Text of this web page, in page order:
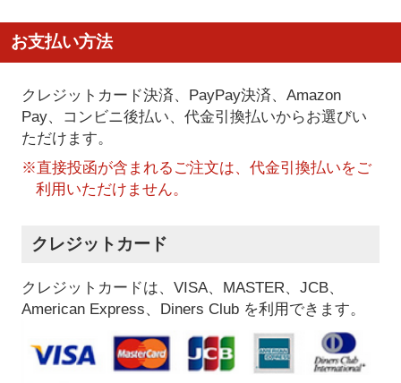
お支払い方法
クレジットカード決済、PayPay決済、Amazon
Pay、コンビニ後払い、代金引換払いからお選びい
ただけます。
※直接投函が含まれるご注文は、代金引換払いをご
利用いただけません。
クレジットカード
クレジットカードは、VISA、MASTER、JCB、
American Express、Diners Club を利用できます。